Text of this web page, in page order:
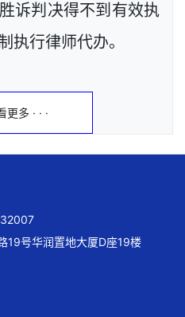
诉判决得不到有效执
执行律师代办。
更多 · · ·
19号华润置地大厦D座19楼